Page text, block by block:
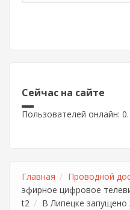
Сейчас на сайте
Пользователей онлайн: 0.
Главная Проводной
эфирное цифровое
t2
В Липецке